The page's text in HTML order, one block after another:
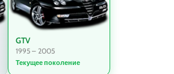
GTV
1995 – 2005
Текущее поколение